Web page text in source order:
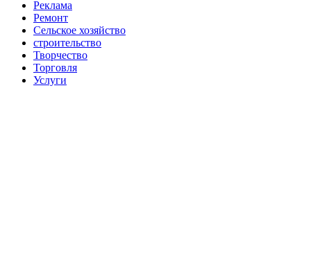
Реклама
Ремонт
Сельское хозяйство
строительство
Творчество
Торговля
Услуги